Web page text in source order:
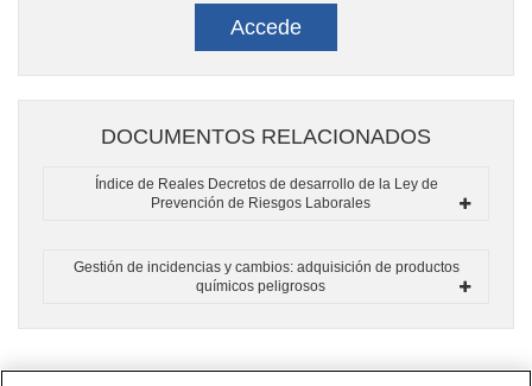
Accede
DOCUMENTOS RELACIONADOS
Índice de Reales Decretos de desarrollo de la Ley de
Prevención de Riesgos Laborales
Gestión de incidencias y cambios: adquisición de productos
químicos peligrosos